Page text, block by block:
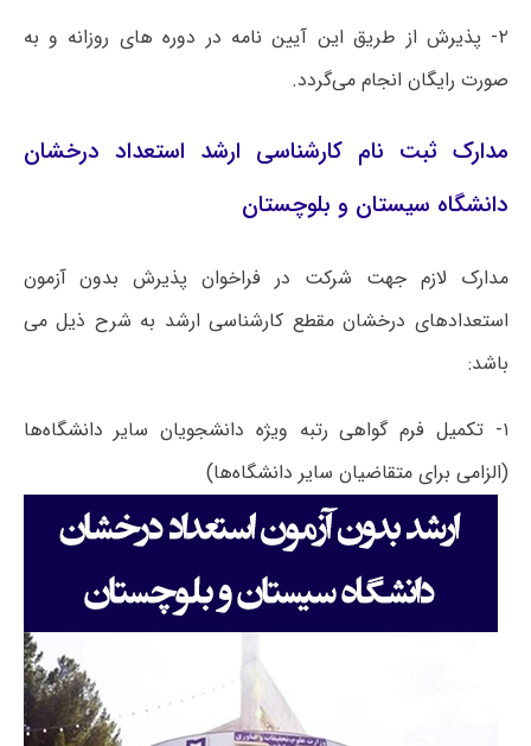
۲- پذیرش از طریق این آیین نامه در دوره های روزانه و به
صورت رایگان انجام می‌گردد.
مدارک ثبت نام کارشناسی ارشد استعداد درخشان
دانشگاه سیستان و بلوچستان
مدارک لازم جهت شرکت در فراخوان پذیرش بدون آزمون
استعدادهای درخشان مقطع کارشناسی ارشد به شرح ذیل می
باشد:
۱- تکمیل فرم گواهی رتبه ویژه دانشجویان سایر دانشگاه‌ها
(الزامی برای متقاضیان سایر دانشگاه‌ها)